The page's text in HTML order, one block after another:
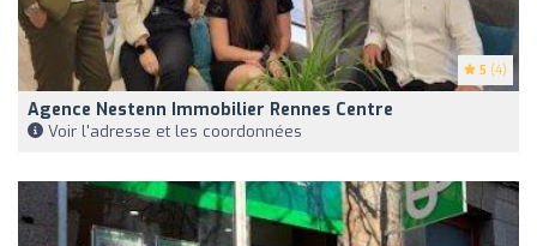
5 (4)
Agence Nestenn Immobilier Rennes Centre
Voir l'adresse et les coordonnées